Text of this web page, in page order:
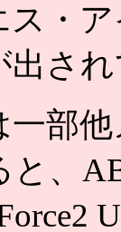
ス・
出さ
部他
と、